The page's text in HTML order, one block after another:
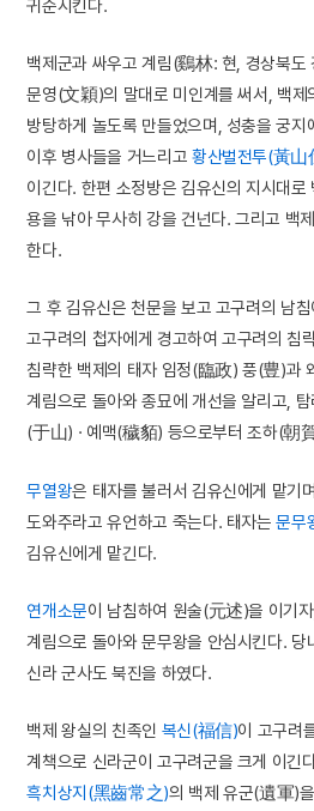
귀순시킨다.
백제군과 싸우고 계림(鷄林: 현, 경상북도
문영(文穎)의 말대로 미인계를 써서, 백제
방탕하게 놀도록 만들었으며, 성충을 궁지
이후 병사들을 거느리고 황산벌전투(黃
이긴다. 한편 소정방은 김유신의 지시대로
용을 낚아 무사히 강을 건넌다. 그리고 백
한다.
그 후 김유신은 천문을 보고 고구려의 남
고구려의 첩자에게 경고하여 고구려의 침
침략한 백제의 태자 임정(臨政) 풍(豊)과
계림으로 돌아와 종묘에 개선을 알리고,
(于山) · 예맥(穢貊) 등으로부터 조하(朝
무열왕은 태자를 불러서 김유신에게 맡기
도와주라고 유언하고 죽는다. 태자는문무
김유신에게 맡긴다.
연개소문이 남침하여 원술(元述)을 이기
계림으로 돌아와 문무왕을 안심시킨다.
신라 군사도 북진을 하였다.
백제 왕실의 친족인 복신(福信)이 고구려
계책으로 신라군이 고구려군을 크게 이긴
흑치상지(黑齒常之)의 백제 유군(遺軍)을